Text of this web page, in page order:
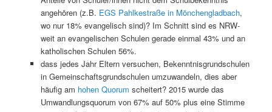
angehören (z.B. EGS Pahlkestraße in Mönchengladbach,
wo nur 18% evangelisch sind)? Im Schnitt sind es NRW-
weit an evangelischen Schulen gerade einmal 43% und an
katholischen Schulen 56%.
dass jedes Jahr Eltern versuchen, Bekenntnisgrundschulen
in Gemeinschaftsgrundschulen umzuwandeln, dies aber
häufig am hohen Quorum scheitert? 2015 wurde das
Umwandlungsquorum von 67% auf 50% plus eine Stimme